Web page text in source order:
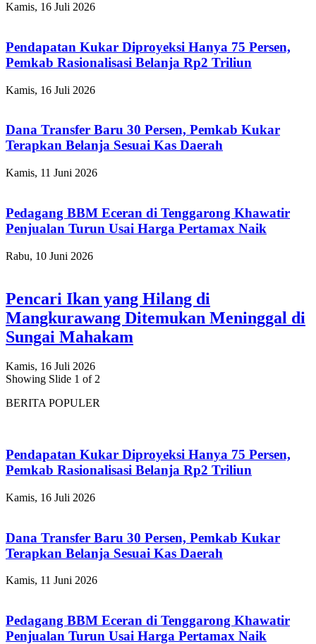
Kamis, 16 Juli 2026
Pendapatan Kukar Diproyeksi Hanya 75 Persen,
Pemkab Rasionalisasi Belanja Rp2 Triliun
Kamis, 16 Juli 2026
Dana Transfer Baru 30 Persen, Pemkab Kukar
Terapkan Belanja Sesuai Kas Daerah
Kamis, 11 Juni 2026
Pedagang BBM Eceran di Tenggarong Khawatir
Penjualan Turun Usai Harga Pertamax Naik
Rabu, 10 Juni 2026
Pencari Ikan yang Hilang di
Mangkurawang Ditemukan Meninggal di
Sungai Mahakam
Kamis, 16 Juli 2026
Showing Slide 1 of 2
BERITA POPULER
Pendapatan Kukar Diproyeksi Hanya 75 Persen,
Pemkab Rasionalisasi Belanja Rp2 Triliun
Kamis, 16 Juli 2026
Dana Transfer Baru 30 Persen, Pemkab Kukar
Terapkan Belanja Sesuai Kas Daerah
Kamis, 11 Juni 2026
Pedagang BBM Eceran di Tenggarong Khawatir
Penjualan Turun Usai Harga Pertamax Naik